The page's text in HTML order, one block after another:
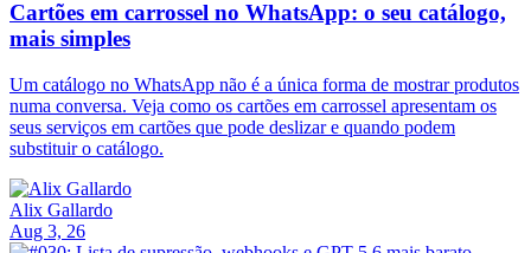
Cartões em carrossel no WhatsApp: o seu catálogo,
mais simples
Um catálogo no WhatsApp não é a única forma de mostrar produtos
numa conversa. Veja como os cartões em carrossel apresentam os
seus serviços em cartões que pode deslizar e quando podem
substituir o catálogo.
Alix Gallardo
Aug 3, 26